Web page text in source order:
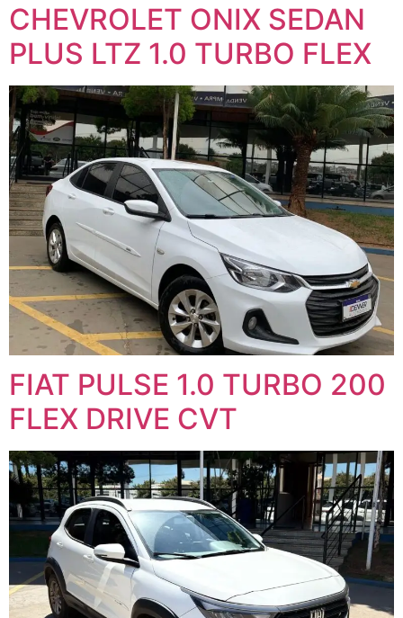
CHEVROLET ONIX SEDAN
PLUS LTZ 1.0 TURBO FLEX
FIAT PULSE 1.0 TURBO 200
FLEX DRIVE CVT